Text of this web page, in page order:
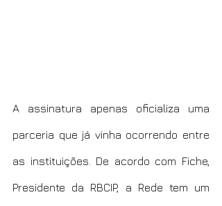
A assinatura apenas oficializa uma
parceria que já vinha ocorrendo entre
as instituições. De acordo com Fiche,
Presidente da RBCIP, a Rede tem um